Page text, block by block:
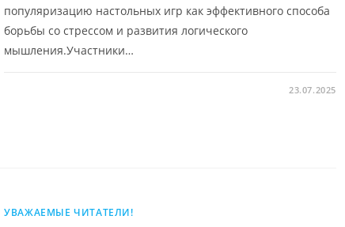
популяризацию настольных игр как эффективного способа
борьбы со стрессом и развития логического
мышления.Участники…
23.07.2025
УВАЖАЕМЫЕ ЧИТАТЕЛИ!